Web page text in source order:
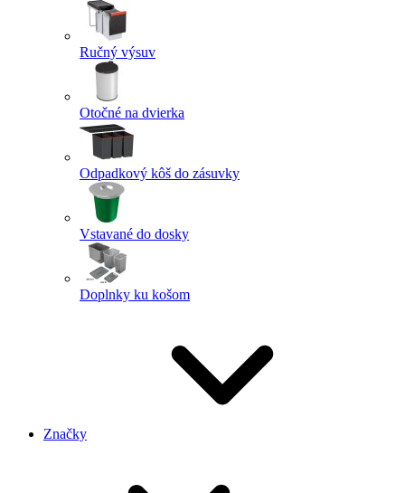
Ručný výsuv
Otočné na dvierka
Odpadkový kôš do zásuvky
Vstavané do dosky
Doplnky ku košom
Značky